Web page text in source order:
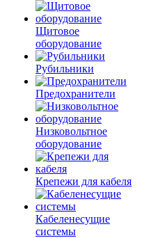
Щитовое
оборудование
Рубильники
Предохранители
Низковольтное
оборудование
Крепежи для кабеля
Кабеленесущие
системы